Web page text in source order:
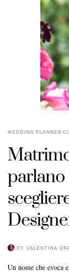
WEDDING PLANNER
parlano
BY VALENTINA
Un nome che evoca